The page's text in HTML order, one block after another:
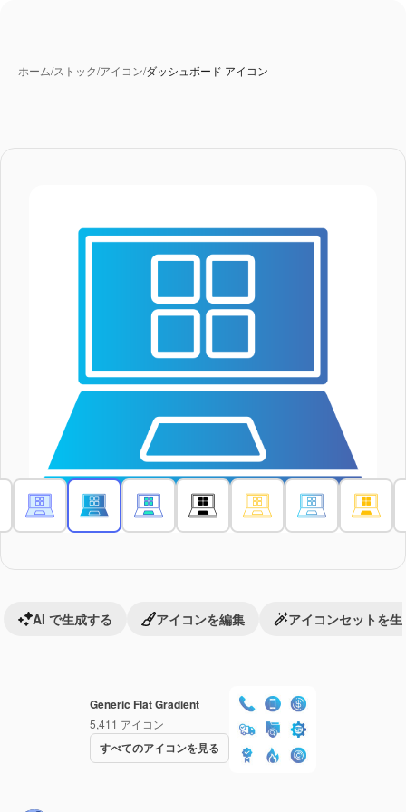
ホーム/ストック/アイコン/ダッシュボード アイコン
Generic Flat Gradient
5,411 アイコン
すべてのアイコンを見る
AI で生成する アイコンを編集 アイコンセットを生